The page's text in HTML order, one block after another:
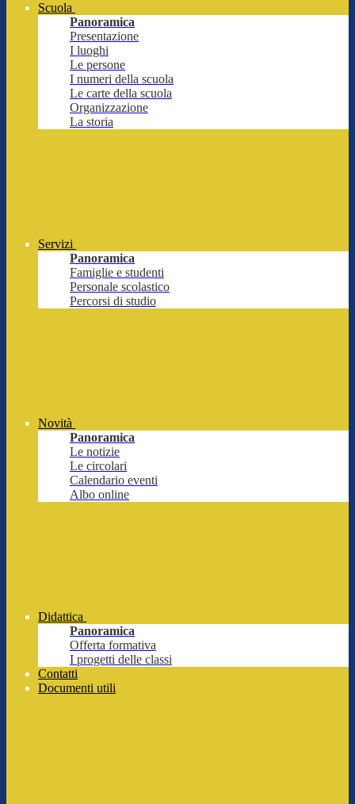
Scuola
Panoramica
Presentazione
I luoghi
Le persone
I numeri della scuola
Le carte della scuola
Organizzazione
La storia
Servizi
Panoramica
Famiglie e studenti
Personale scolastico
Percorsi di studio
Novità
Panoramica
Le notizie
Le circolari
Calendario eventi
Albo online
Didattica
Panoramica
Offerta formativa
I progetti delle classi
Contatti
Documenti utili